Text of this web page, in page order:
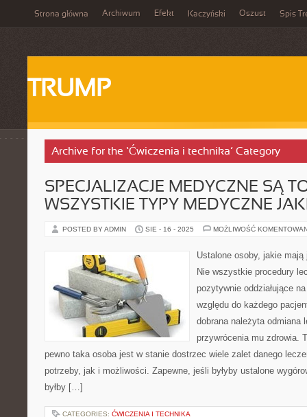
Strona główna Archiwum Efekt Kaczyński Oszust Spis
TRUMP
Archive for the ‘Ćwiczenia i technika’ Category
SPECJALIZACJE MEDYCZNE SĄ
WSZYSTKIE TYPY MEDYCZNE
POSTED BY ADMIN SIE - 16 - 2025 MOŻLIWOŚĆ
Ustalone osoby, jakie
Nie wszystkie procedury
pozytywnie oddziałujące
względu do każdego
dobrana należyta odmiana
przywrócenia mu zdrowia.
pewno taka osoba jest w stanie dostrzec wiele zalet danego
potrzeby, jak i możliwości. Zapewne, jeśli byłyby ustalone
byłby […]
CATEGORIES: ĆWICZENIA I TECHNIKA